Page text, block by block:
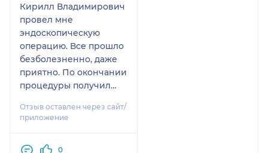
Кирилл Владимирович
провел мне
эндоскопическую
операцию. Все прошло
безболезненно, даже
приятно. По окончании
процедуры получил
рекомендации по
лечению и дальнейших
Отзыв оставлен через сайт/
приложение
0